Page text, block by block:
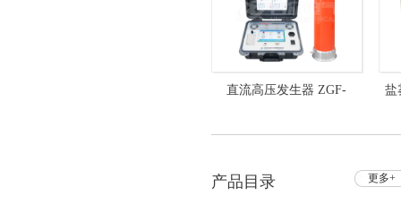
直流高压发生器 ZGF- 盐
更多+
产品目录